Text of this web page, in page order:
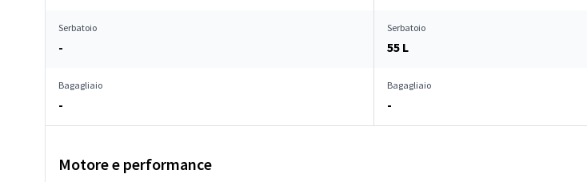
Serbatoio
-
Serbatoio
55 L
Bagagliaio
-
Bagagliaio
-
Motore e performance